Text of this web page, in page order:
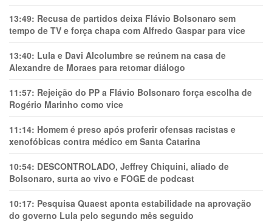
13:49: Recusa de partidos deixa Flávio Bolsonaro sem
tempo de TV e força chapa com Alfredo Gaspar para vice
13:40: Lula e Davi Alcolumbre se reúnem na casa de
Alexandre de Moraes para retomar diálogo
11:57: Rejeição do PP a Flávio Bolsonaro força escolha de
Rogério Marinho como vice
11:14: Homem é preso após proferir ofensas racistas e
xenofóbicas contra médico em Santa Catarina
10:54: DESCONTROLADO, Jeffrey Chiquini, aliado de
Bolsonaro, surta ao vivo e FOGE de podcast
10:17: Pesquisa Quaest aponta estabilidade na aprovação
do governo Lula pelo segundo mês seguido